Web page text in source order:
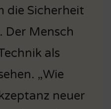
die Sicherheit
Der Mensch
als
„Wie
neuer